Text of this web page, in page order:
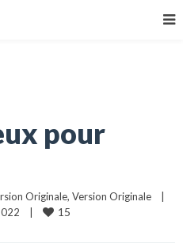
pour
Originale, Version Originale
15